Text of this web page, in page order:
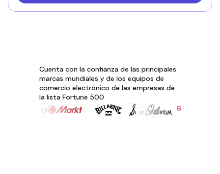
Cuenta con la confianza de las principales
marcas mundiales y de los equipos de
comercio electrónico de las empresas de
la lista Fortune 500